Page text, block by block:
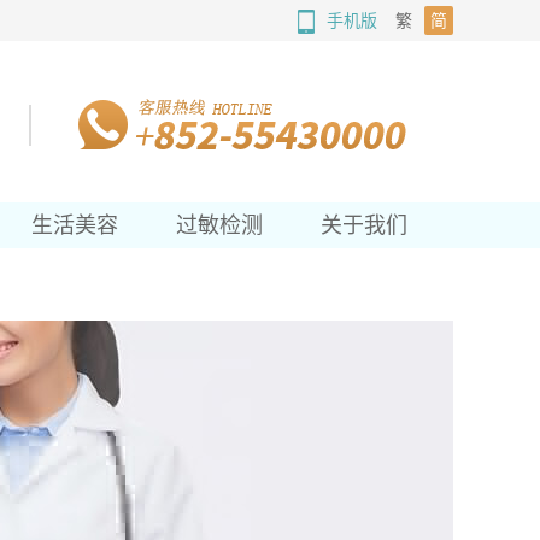
手机版 繁 简
生活美容 过敏检测 关于我们